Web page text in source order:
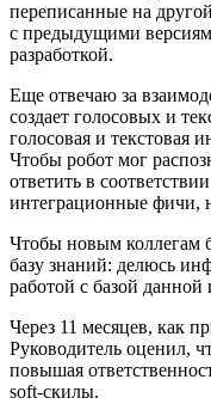
переписанные на
с предыдущими
разработкой.
Еще отвечаю за
создает голосовых и
голосовая и текстовая
Чтобы робот мог
ответить в
интеграционные фичи,
Чтобы новым коллегам
базу знаний: делюсь
работой с базой данной
Через 11 месяцев, как
Руководитель оценил,
повышая
soft-скилы.